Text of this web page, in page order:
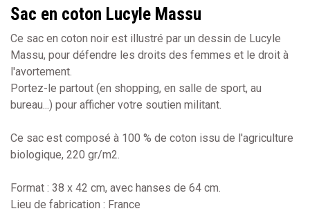
Sac en coton Lucyle Massu
Ce sac en coton noir est illustré par un dessin de Lucyle
Massu, pour défendre les droits des femmes et le droit à
l'avortement.
Portez-le partout (en shopping, en salle de sport, au
bureau...) pour afficher votre soutien militant.
Ce sac est composé à 100 % de coton issu de l'agriculture
biologique, 220 gr/m2.
Format : 38 x 42 cm, avec hanses de 64 cm.
Lieu de fabrication : France